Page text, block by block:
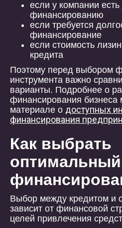
если у компании
финансированию
если требуется
финансирование
если стоимость
кредита
Поэтому перед выбором
инструмента важно
варианты. Подробнее о
финансирования бизнеса
материале о доступных
финансирования
Как выбрать
Выбор между кредитом и
зависит от финансовой
целей привлечения